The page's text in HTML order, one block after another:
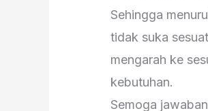
Sehingga
tidak suka
mengarah ke
kebutuhan.
Semoga